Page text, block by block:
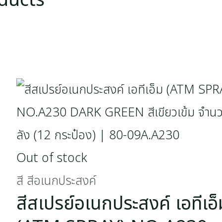
Out of stock
สี สีอเนกประสงค์
สีสเปรย์อเนกประสงค์ เอทีเ